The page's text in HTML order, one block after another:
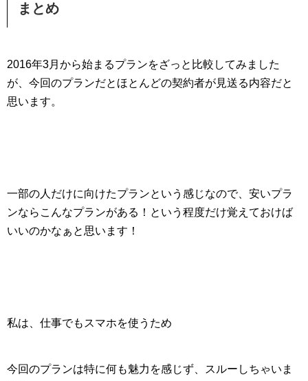
まとめ
2016年3月から始まるプランをざっと比較してみました
が、今回のプランだとほとんどの契約者が見送る内容だと
思います。
一部の人だけに向けたプランという感じなので、安いプラ
ンならこんなプランがある！という程度だけ覚えておけば
いいのかなぁと思います！
私は、仕事でもスマホを使うため
今回のプランは特に何も魅力を感じず、スルーしちゃいま